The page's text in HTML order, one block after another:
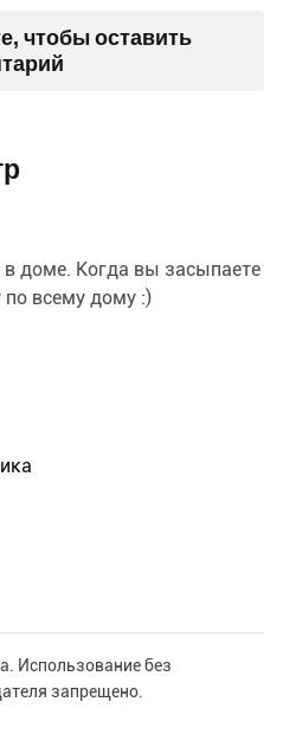
чтобы оставить
доме. Когда вы засыпаете
всему дому :)
Использование без
запрещено.